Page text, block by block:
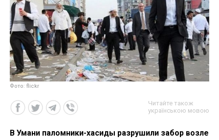
Фото: flickr
Читайте також
українською мовою
В Умани паломники-хасиды разрушили забор возле